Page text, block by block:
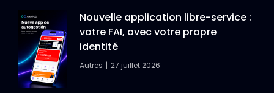
Nouvelle application libre-service :
votre FAI, avec votre propre
identité
Autres 27 juillet 2026